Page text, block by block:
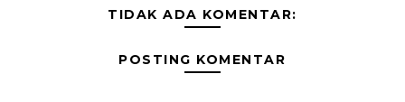
TIDAK ADA KOMENTAR:
POSTING KOMENTAR